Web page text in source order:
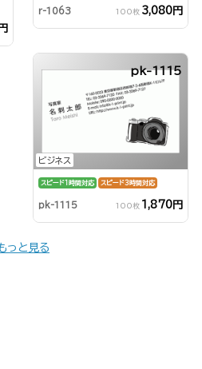
r-1063 100枚 3,080円
ビジネス
pk-1115
スピード1時間対応 スピード3時間対応
pk-1115 100枚 1,870円
っと見る